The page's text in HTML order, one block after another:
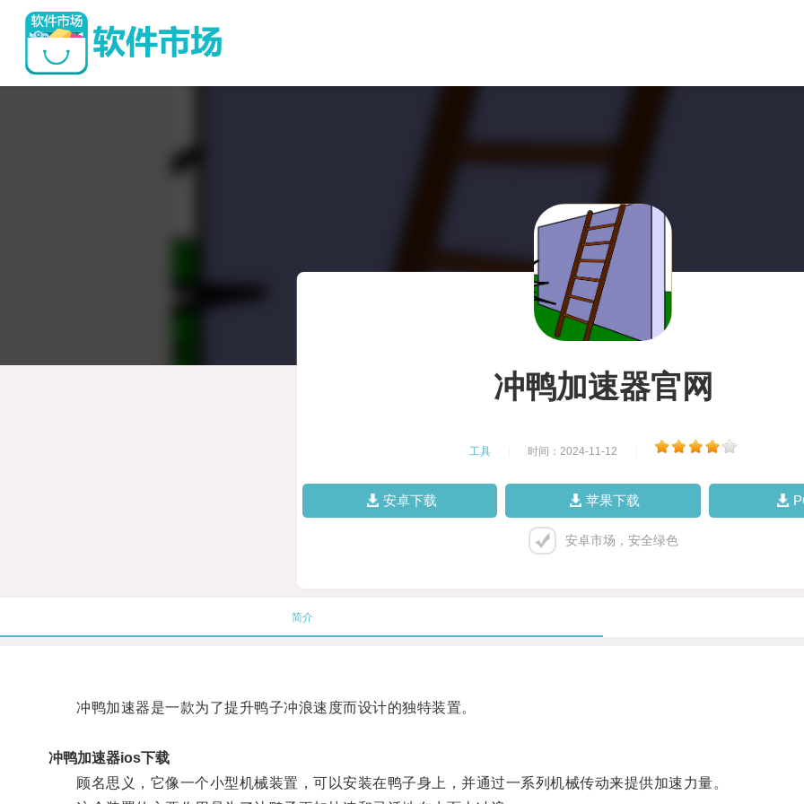
冲鸭加速器官网
工具 时间：2024-11-12
安卓下载 苹果下载
安卓市场，安全绿色
简介
冲鸭加速器是一款为了提升鸭子冲浪速度而设计的独特装置。
冲鸭加速器ios下载
顾名思义，它像一个小型机械装置，可以安装在鸭子身上，并通过一系列机械传动来提供加速力量。